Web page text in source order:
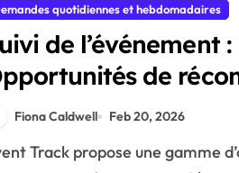
quotidiennes et hebdomadaires
de l’événement :
de
Stratégies de
des prix
Fiona Caldwell Feb 20, 2026